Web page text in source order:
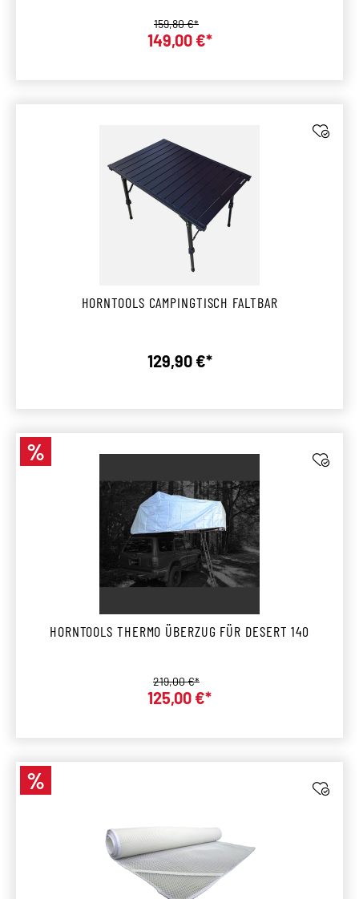
Verkaufspreis:
149,00 €*
Regulärer Preis:
159,80 €*
HORNTOOLS CAMPINGTISCH FALTBAR
Regulärer Preis:
129,90 €*
Rabatt
%
HORNTOOLS THERMO ÜBERZUG FÜR DESERT 140
Verkaufspreis:
125,00 €*
Regulärer Preis:
219,00 €*
Rabatt
%